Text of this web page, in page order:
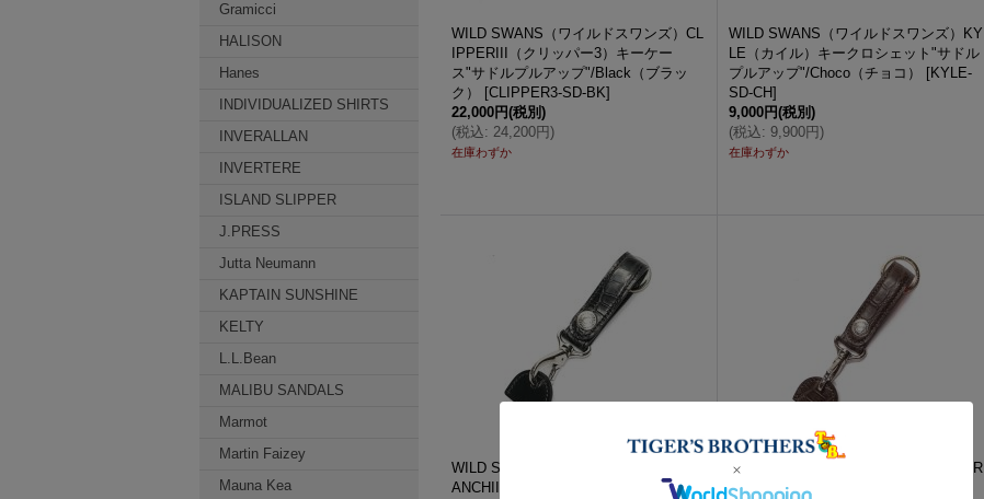
Gramicci
HALISON
Hanes
INDIVIDUALIZED SHIRTS
INVERALLAN
INVERTERE
ISLAND SLIPPER
J.PRESS
Jutta Neumann
KAPTAIN SUNSHINE
KELTY
L.L.Bean
MALIBU SANDALS
Marmot
Martin Faizey
Mauna Kea
WILD SWANS（ワイルドスワンズ）CL
IPPERIII（クリッパー3）キーケー
ス"サドルプルアップ"/Black（ブラッ
ク）
[CLIPPER3-SD-BK]
22,000円(税別)
(税込: 24,200円)
在庫わずか
WILD SWANS（ワイルドスワンズ）KY
LE（カイル）キークロシェット"サドル
プルアップ"/Choco（チョコ）
[KYLE-
SD-CH]
9,000円(税別)
(税込: 9,900円)
在庫わずか
WILD SWANS（ワイルドスワンズ）BR
ANCHII（ブランチ2）キーホルダー/ブ
WILD SWANS（ワイルドスワンズ）BR
ANCHII（ブランチ2）キーホルダー/チ